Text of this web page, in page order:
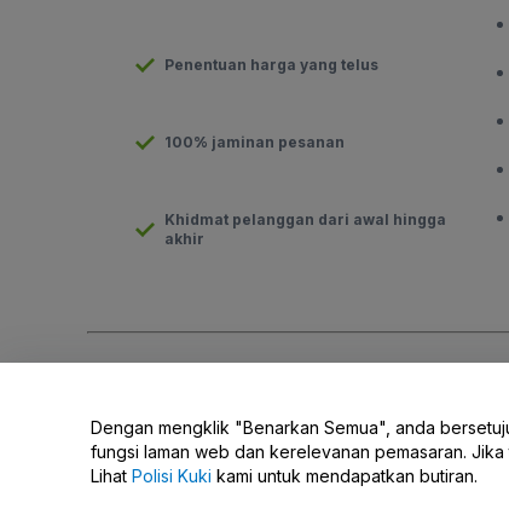
Penentuan harga yang telus
100% jaminan pesanan
Khidmat pelanggan dari awal hingga
akhir
Jangan Kongsi Maklumat Peribadi Saya/Pilihan Privasi
Dengan mengklik "Benarkan Semua", anda
fungsi laman web dan kerelevanan pemasaran.
Lihat Polisi Kuki kami untuk mendapatkan butiran.